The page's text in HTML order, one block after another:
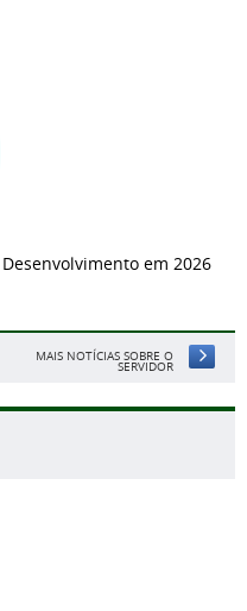
em 2026
MAIS NOTÍCIAS SOBRE O
SERVIDOR